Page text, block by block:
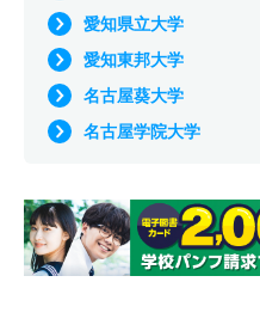
愛知県立大学
愛知東邦大学
名古屋葵大学
名古屋学院大学